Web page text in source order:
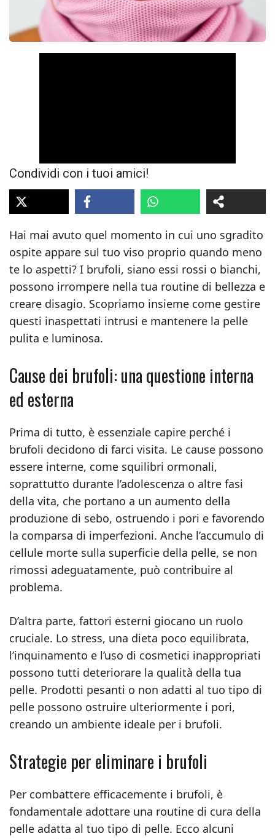
Condividi con i tuoi amici!
Hai mai avuto quel momento in cui uno sgradito
ospite appare sul tuo viso proprio quando meno
te lo aspetti? I brufoli, siano essi rossi o bianchi,
possono irrompere nella tua routine di bellezza e
creare disagio. Scopriamo insieme come gestire
questi inaspettati intrusi e mantenere la pelle
pulita e luminosa.
Cause dei brufoli: una questione interna
ed esterna
Prima di tutto, è essenziale capire perché i
brufoli decidono di farci visita. Le cause possono
essere interne, come squilibri ormonali,
soprattutto durante l’adolescenza o altre fasi
della vita, che portano a un aumento della
produzione di sebo, ostruendo i pori e favorendo
la comparsa di imperfezioni. Anche l’accumulo di
cellule morte sulla superficie della pelle, se non
rimossi adeguatamente, può contribuire al
problema.
D’altra parte, fattori esterni giocano un ruolo
cruciale. Lo stress, una dieta poco equilibrata,
l’inquinamento e l’uso di cosmetici inappropriati
possono tutti deteriorare la qualità della tua
pelle. Prodotti pesanti o non adatti al tuo tipo di
pelle possono ostruire ulteriormente i pori,
creando un ambiente ideale per i brufoli.
Strategie per eliminare i brufoli
Per combattere efficacemente i brufoli, è
fondamentale adottare una routine di cura della
pelle adatta al tuo tipo di pelle. Ecco alcuni